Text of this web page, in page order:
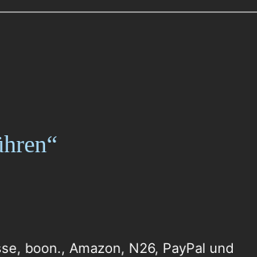
boon., Amazon, N26, PayPal und